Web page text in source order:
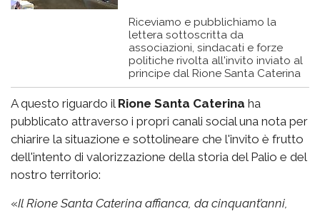
Riceviamo e pubblichiamo la
lettera sottoscritta da
associazioni, sindacati e forze
politiche rivolta all'invito inviato al
principe dal Rione Santa Caterina
A questo riguardo il Rione Santa Caterina ha
pubblicato attraverso i propri canali social una nota per
chiarire la situazione e sottolineare che l'invito è frutto
dell'intento di valorizzazione della storia del Palio e del
nostro territorio:
«Il Rione Santa Caterina affianca, da cinquant’anni,